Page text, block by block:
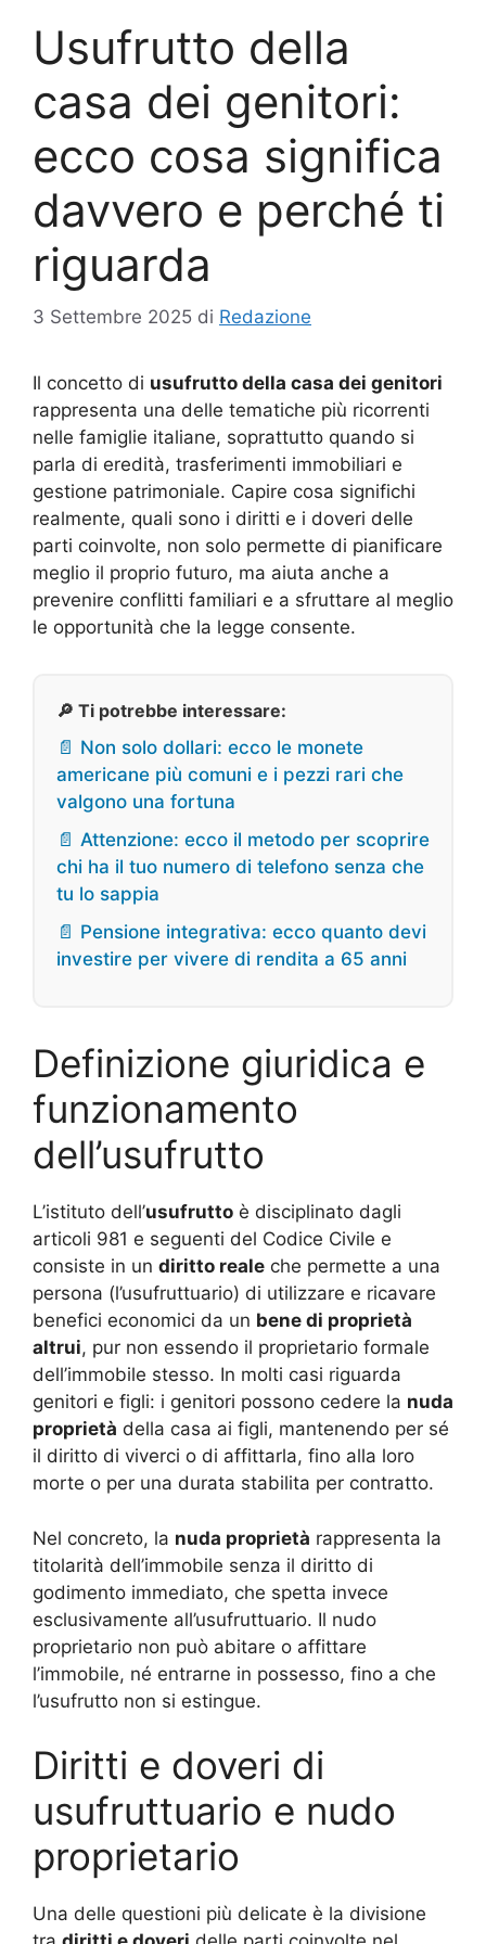
Usufrutto della
casa dei genitori:
ecco cosa significa
davvero e perché ti
riguarda
3 Settembre 2025 di Redazione
Il concetto di usufrutto della casa dei genitori
rappresenta una delle tematiche più ricorrenti
nelle famiglie italiane, soprattutto quando si
parla di eredità, trasferimenti immobiliari e
gestione patrimoniale. Capire cosa significhi
realmente, quali sono i diritti e i doveri delle
parti coinvolte, non solo permette di pianificare
meglio il proprio futuro, ma aiuta anche a
prevenire conflitti familiari e a sfruttare al meglio
le opportunità che la legge consente.
🔎 Ti potrebbe interessare:
📄 Non solo dollari: ecco le monete
americane più comuni e i pezzi rari che
valgono una fortuna
📄 Attenzione: ecco il metodo per scoprire
chi ha il tuo numero di telefono senza che
tu lo sappia
📄 Pensione integrativa: ecco quanto devi
investire per vivere di rendita a 65 anni
Definizione giuridica e
funzionamento
dell’usufrutto
L’istituto dell’usufrutto è disciplinato dagli
articoli 981 e seguenti del Codice Civile e
consiste in un diritto reale che permette a una
persona (l’usufruttuario) di utilizzare e ricavare
benefici economici da un bene di proprietà
altrui, pur non essendo il proprietario formale
dell’immobile stesso. In molti casi riguarda
genitori e figli: i genitori possono cedere la nuda
proprietà della casa ai figli, mantenendo per sé
il diritto di viverci o di affittarla, fino alla loro
morte o per una durata stabilita per contratto.
Nel concreto, la nuda proprietà rappresenta la
titolarità dell’immobile senza il diritto di
godimento immediato, che spetta invece
esclusivamente all’usufruttuario. Il nudo
proprietario non può abitare o affittare
l’immobile, né entrarne in possesso, fino a che
l’usufrutto non si estingue.
Diritti e doveri di
usufruttuario e nudo
proprietario
Una delle questioni più delicate è la divisione